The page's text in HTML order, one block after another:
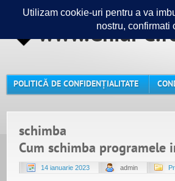
POLITICĂ DE CONFIDENȚIALITATE
schimba
Cum schimba
14 ianuarie 2023 admin